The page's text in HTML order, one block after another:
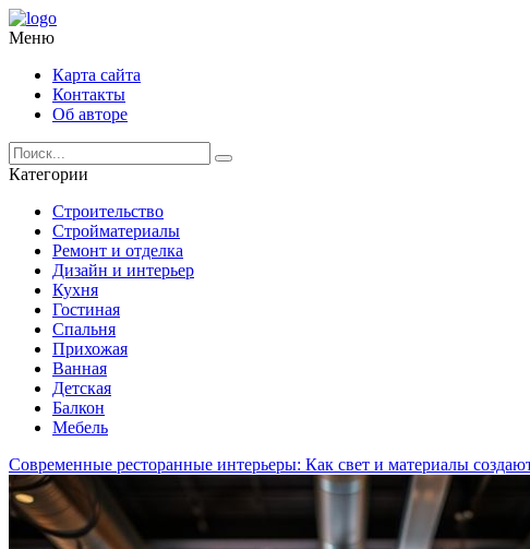
Меню
Карта сайта
Контакты
Об авторе
Категории
Строительство
Стройматериалы
Ремонт и отделка
Дизайн и интерьер
Кухня
Гостиная
Спальня
Прихожая
Ванная
Детская
Балкон
Мебель
Современные ресторанные интерьеры: Как свет и материалы